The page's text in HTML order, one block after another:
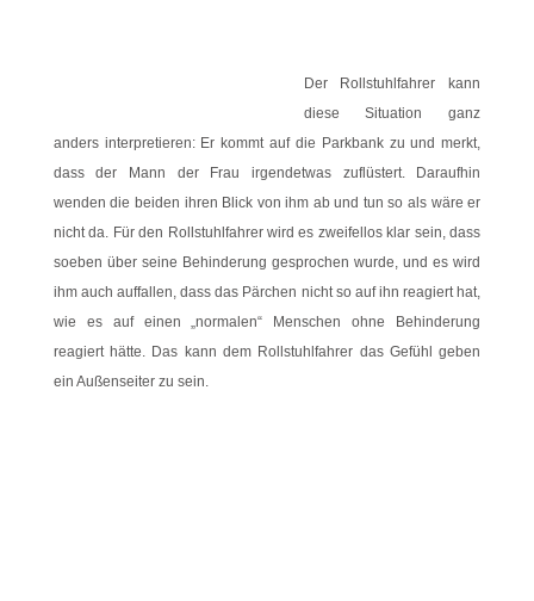
Der Rollstuhlfahrer kann
diese Situation ganz
anders interpretieren: Er kommt auf die Parkbank zu und merkt,
dass der Mann der Frau irgendetwas zuflüstert. Daraufhin
wenden die beiden ihren Blick von ihm ab und tun so als wäre er
nicht da. Für den Rollstuhlfahrer wird es zweifellos klar sein, dass
soeben über seine Behinderung gesprochen wurde, und es wird
ihm auch auffallen, dass das Pärchen nicht so auf ihn reagiert hat,
wie es auf einen „normalen“ Menschen ohne Behinderung
reagiert hätte. Das kann dem Rollstuhlfahrer das Gefühl geben
ein Außenseiter zu sein.